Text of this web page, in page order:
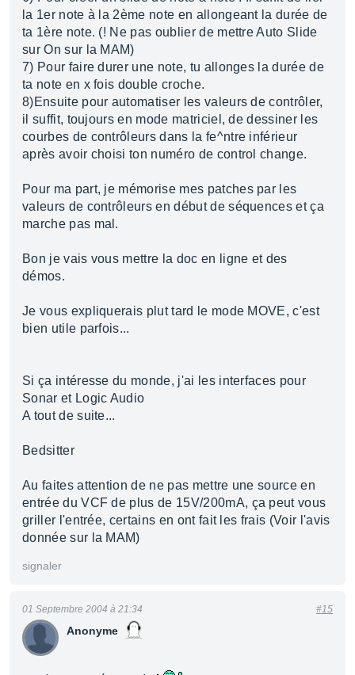
la 1er note à la 2ème note en allongeant la durée de
ta 1ère note. (! Ne pas oublier de mettre Auto Slide
sur On sur la MAM)
7) Pour faire durer une note, tu allonges la durée de
ta note en x fois double croche.
8)Ensuite pour automatiser les valeurs de contrôler,
il suffit, toujours en mode matriciel, de dessiner les
courbes de contrôleurs dans la fe^ntre inférieur
après avoir choisi ton numéro de control change.
Pour ma part, je mémorise mes patches par les
valeurs de contrôleurs en début de séquences et ça
marche pas mal.
Bon je vais vous mettre la doc en ligne et des
démos.
Je vous expliquerais plut tard le mode MOVE, c'est
bien utile parfois...
Si ça intéresse du monde, j'ai les interfaces pour
Sonar et Logic Audio
A tout de suite...
Bedsitter
Au faites attention de ne pas mettre une source en
entrée du VCF de plus de 15V/200mA, ça peut vous
griller l'entrée, certains en ont fait les frais (Voir l'avis
donnée sur la MAM)
signaler
Anonyme
01 Septembre 2004 à 21:34 #15